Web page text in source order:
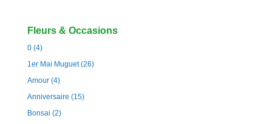
Fleurs & Occasions
0 (4)
1er Mai Muguet (26)
Amour (4)
Anniversaire (15)
Bonsai (2)